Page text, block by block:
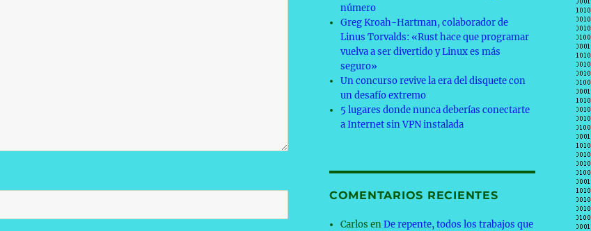
número
Greg Kroah-Hartman, colaborador de
Linus Torvalds: «Rust hace que programar
vuelva a ser divertido y Linux es más
seguro»
Un concurso revive la era del disquete con
un desafío extremo
5 lugares donde nunca deberías conectarte
a Internet sin VPN instalada
COMENTARIOS RECIENTES
Carlos enDe repente, todos los trabajos que